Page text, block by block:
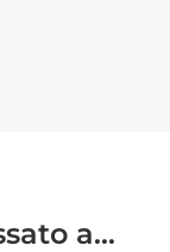
a...